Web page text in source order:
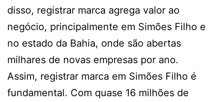
disso, registrar marca agrega valor ao
negócio, principalmente em Simões Filho e
no estado da Bahia, onde são abertas
milhares de novas empresas por ano.
Assim, registrar marca em Simões Filho é
fundamental. Com quase 16 milhões de